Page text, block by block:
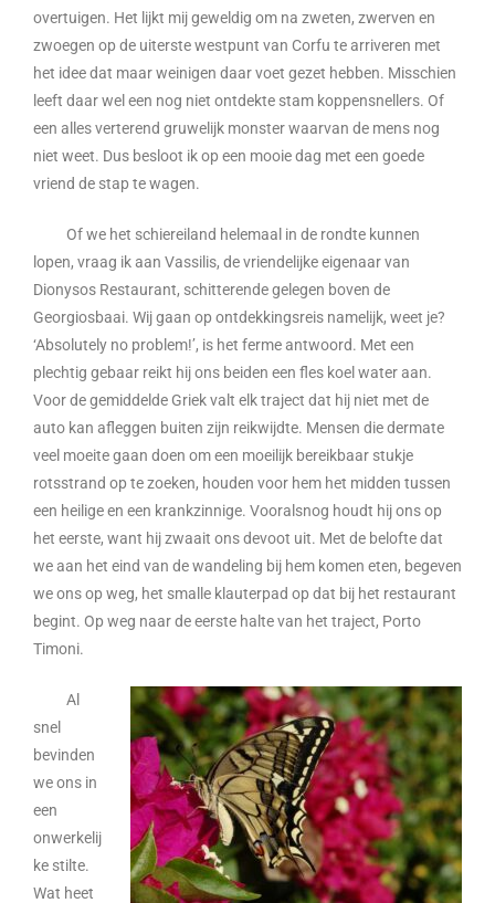
overtuigen. Het lijkt mij geweldig om na zweten, zwerven en
zwoegen op de uiterste westpunt van Corfu te arriveren met
het idee dat maar weinigen daar voet gezet hebben. Misschien
leeft daar wel een nog niet ontdekte stam koppensnellers. Of
een alles verterend gruwelijk monster waarvan de mens nog
niet weet. Dus besloot ik op een mooie dag met een goede
vriend de stap te wagen.
Of we het schiereiland helemaal in de rondte kunnen
lopen, vraag ik aan Vassilis, de vriendelijke eigenaar van
Dionysos Restaurant, schitterende gelegen boven de
Georgiosbaai. Wij gaan op ontdekkingsreis namelijk, weet je?
‘Absolutely no problem!’, is het ferme antwoord. Met een
plechtig gebaar reikt hij ons beiden een fles koel water aan.
Voor de gemiddelde Griek valt elk traject dat hij niet met de
auto kan afleggen buiten zijn reikwijdte. Mensen die dermate
veel moeite gaan doen om een moeilijk bereikbaar stukje
rotsstrand op te zoeken, houden voor hem het midden tussen
een heilige en een krankzinnige. Vooralsnog houdt hij ons op
het eerste, want hij zwaait ons devoot uit. Met de belofte dat
we aan het eind van de wandeling bij hem komen eten, begeven
we ons op weg, het smalle klauterpad op dat bij het restaurant
begint. Op weg naar de eerste halte van het traject, Porto
Timoni.
Al
snel
bevinden
we ons in
een
onwerkelij
ke stilte.
Wat heet